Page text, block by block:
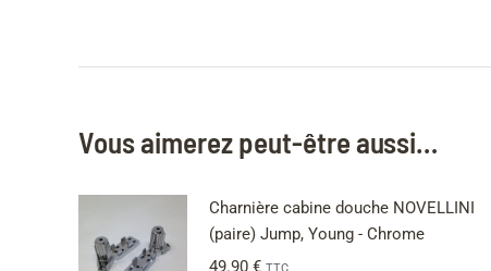
Vous aimerez peut-être aussi…
Charnière cabine douche NOVELLINI
(paire) Jump, Young - Chrome
49.90 €